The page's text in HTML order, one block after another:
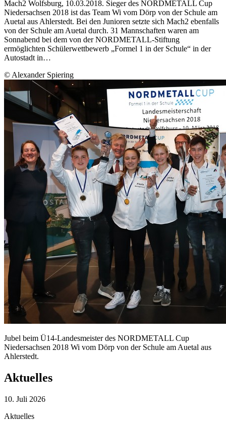
Mach2 Wolfsburg, 10.03.2018. Sieger des NORDMETALL Cup
Niedersachsen 2018 ist das Team Wi vom Dörp von der Schule am
Auetal aus Ahlerstedt. Bei den Junioren setzte sich Mach2 ebenfalls
von der Schule am Auetal durch. 31 Mannschaften waren am
Sonnabend bei dem von der NORDMETALL-Stiftung
ermöglichten Schülerwettbewerb „Formel 1 in der Schule“ in der
Autostadt in…
© Alexander Spiering
Jubel beim Ü14-Landesmeister des NORDMETALL Cup
Niedersachsen 2018 Wi vom Dörp von der Schule am Auetal aus
Ahlerstedt.
Aktuelles
10. Juli 2026
Aktuelles